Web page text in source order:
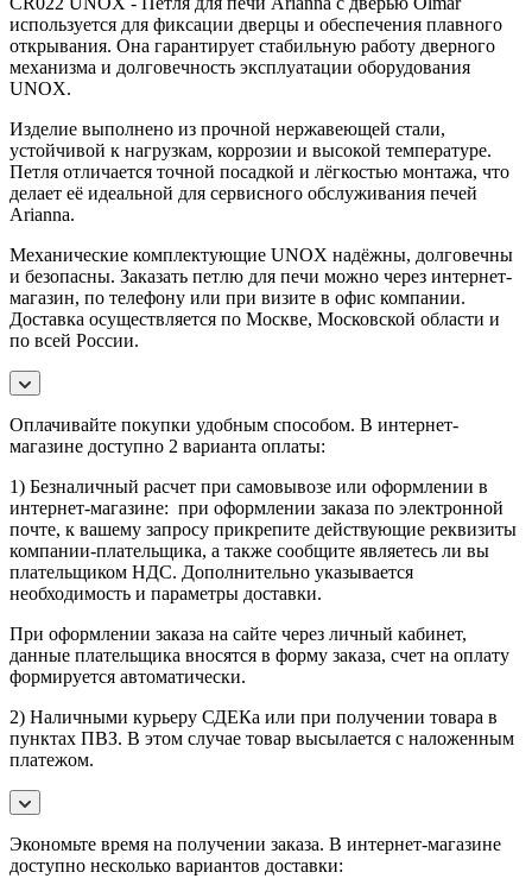
используется для фиксации дверцы и обеспечения плавного
открывания. Она гарантирует стабильную работу дверного
механизма и долговечность эксплуатации оборудования
UNOX.
Изделие выполнено из прочной нержавеющей стали,
устойчивой к нагрузкам, коррозии и высокой температуре.
Петля отличается точной посадкой и лёгкостью монтажа, что
делает её идеальной для сервисного обслуживания печей
Arianna.
Механические комплектующие UNOX надёжны, долговечны
и безопасны. Заказать петлю для печи можно через интернет-
магазин, по телефону или при визите в офис компании.
Доставка осуществляется по Москве, Московской области и
по всей России.
Оплачивайте покупки удобным способом. В интернет-
магазине доступно 2 варианта оплаты:
1) Безналичный расчет при самовывозе или оформлении в
интернет-магазине: при оформлении заказа по электронной
почте, к вашему запросу прикрепите действующие реквизиты
компании-плательщика, а также сообщите являетесь ли вы
плательщиком НДС. Дополнительно указывается
необходимость и параметры доставки.
При оформлении заказа на сайте через личный кабинет,
данные плательщика вносятся в форму заказа, счет на оплату
формируется автоматически.
2) Наличными курьеру СДЕКа или при получении товара в
пунктах ПВЗ. В этом случае товар высылается с наложенным
платежом.
Экономьте время на получении заказа. В интернет-магазине
доступно несколько вариантов доставки: